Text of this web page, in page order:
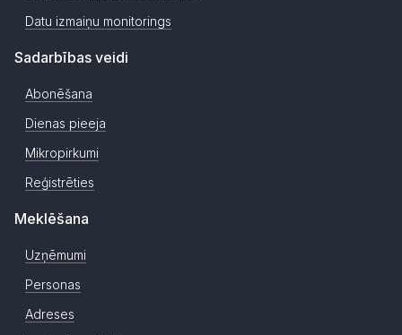
Datu izmaiņu monitorings
Sadarbības veidi
Abonēšana
Dienas pieeja
Mikropirkumi
Reģistrēties
Meklēšana
Uzņēmumi
Personas
Adreses